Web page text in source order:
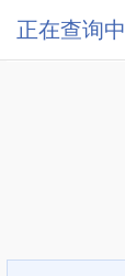
正在查询中